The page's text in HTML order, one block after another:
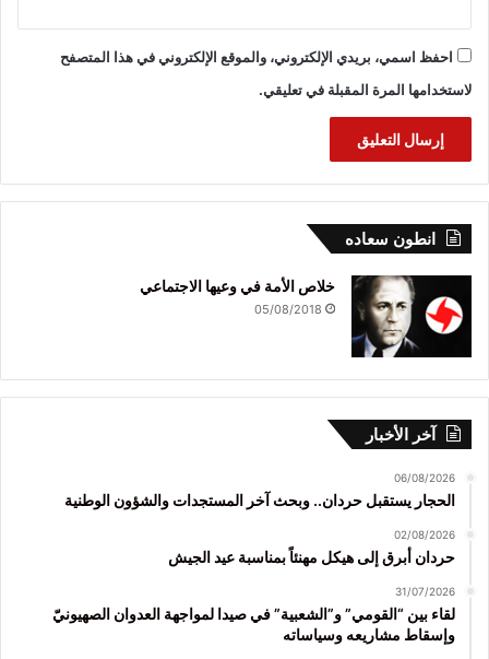
احفظ اسمي، بريدي الإلكتروني، والموقع الإلكتروني في هذا المتصفح
لاستخدامها المرة المقبلة في تعليقي.
انطون سعاده
خلاص الأمة في وعيها الاجتماعي
05/08/2018
آخر الأخبار
06/08/2026
الحجار يستقبل حردان.. وبحث آخر المستجدات والشؤون الوطنية
02/08/2026
حردان أبرق إلى هيكل مهنئاً بمناسبة عيد الجيش
31/07/2026
لقاء بين “القومي” و”الشعبية” في صيدا لمواجهة العدوان الصهيونيّ
وإسقاط مشاريعه وسياساته